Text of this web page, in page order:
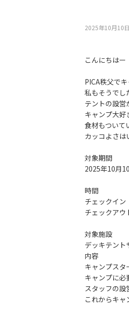
2025年10月10⽇
こんにちはー
PICA秩父で
私もそうで
テントの設営
キャンプ大好
食材もついて
カッコよさは
対象期間
2025年10月
時間
チェックイ
チェックアウ
対象施設
デッキテント
内容
キャンプスタ
キャンプに必
スタッフの設
これからキャ